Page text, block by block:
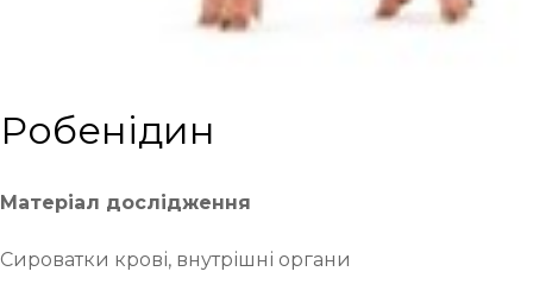
Робенідин
Матеріал дослідження
Сироватки крові, внутрішні органи